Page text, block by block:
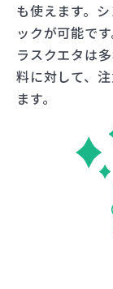
も使えます。
ックが可能で
ラスクエタは
料に対して、
ます。